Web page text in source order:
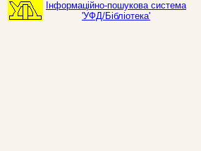
Інформаційно-пошукова система
'УФД/Бібліотека'